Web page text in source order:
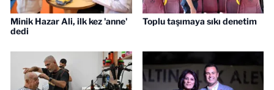
Minik Hazar Ali, ilk kez 'anne'
dedi
Toplu taşımaya sıkı denetim